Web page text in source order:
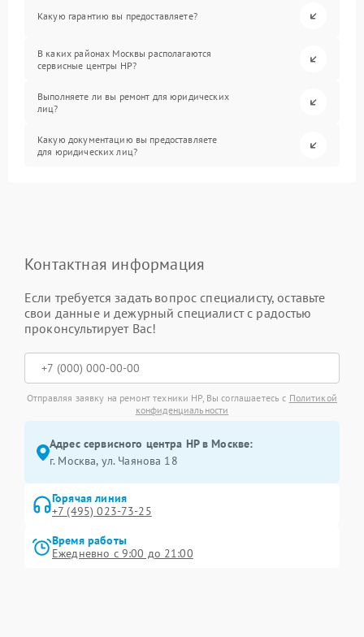
Какую гарантию вы предоставляете?
В каких районах Москвы располагаются
сервисные центры HP?
Выполняете ли вы ремонт для юридических
лиц?
Какую документацию вы предоставляете
для юридических лиц?
Контактная информация
Если требуется задать вопрос специалисту, оставьте
свои данные и дежурный специалист с радостью
проконсультирует Вас!
Отправляя заявку на ремонт техники HP, Вы соглашаетесь с Политикой
конфиденциальности
Адрес сервисного центра HP в Москве:
г. Москва, ул. Чаянова 18
Горячая линия
+7 (495) 023-73-25
Время работы
Ежедневно с 9:00 до 21:00